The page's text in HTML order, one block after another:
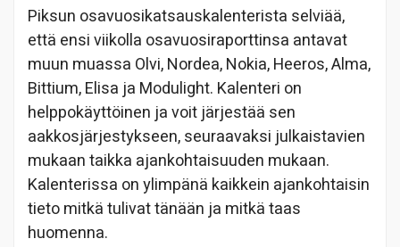
Piksun osavuosikatsauskalenterista selviää,
että ensi viikolla osavuosiraporttinsa antavat
muun muassa Olvi, Nordea, Nokia, Heeros, Alma,
Bittium, Elisa ja Modulight. Kalenteri on
helppokäyttöinen ja voit järjestää sen
aakkosjärjestykseen, seuraavaksi julkaistavien
mukaan taikka ajankohtaisuuden mukaan.
Kalenterissa on ylimpänä kaikkein ajankohtaisin
tieto mitkä tulivat tänään ja mitkä taas
huomenna.